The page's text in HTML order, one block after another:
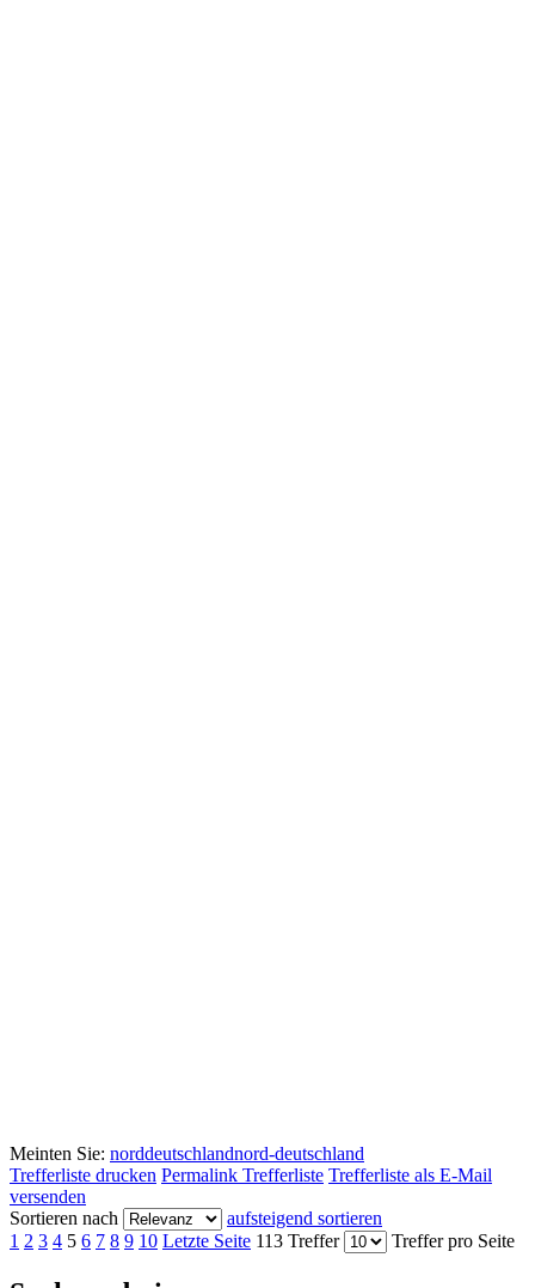
Meinten Sie: norddeutschlandnord-deutschland
Trefferliste drucken Permalink Trefferliste Trefferliste als E-Mail
versenden
Sortieren nach
aufsteigend sortieren
1 2 3 4 5 6 7 8 9 10 Letzte Seite 113 Treffer Treffer pro Seite